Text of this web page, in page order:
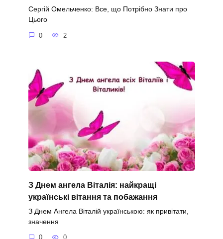
Сергій Омельченко: Все, що Потрібно Знати про
Цього
0 2
З Днем ангела Віталія: найкращі
українські вітання та побажання
З Днем Ангела Віталій українською: як привітати,
значення
0 0